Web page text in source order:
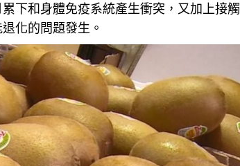
下和身體免疫系統產生衝突，又加上接觸
化的問題發生。